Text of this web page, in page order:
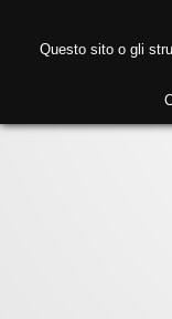
Questo sito o gli